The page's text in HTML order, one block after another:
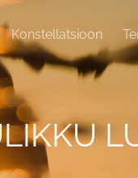
Konstellatsioon